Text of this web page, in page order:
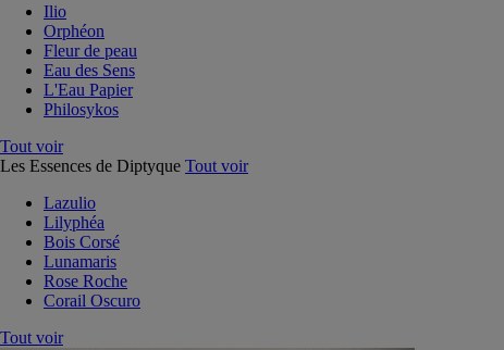
Ilio
Orphéon
Fleur de peau
Eau des Sens
L'Eau Papier
Philosykos
Tout voir
Les Essences de Diptyque Tout voir
Lazulio
Lilyphéa
Bois Corsé
Lunamaris
Rose Roche
Corail Oscuro
Tout voir